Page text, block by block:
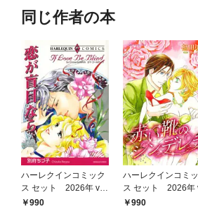
同じ作者の本
ハーレクインコミック
ス セット 2026年 vo
l.803
990
ハーレクインコミ
ス セット 2026年
l.799
990